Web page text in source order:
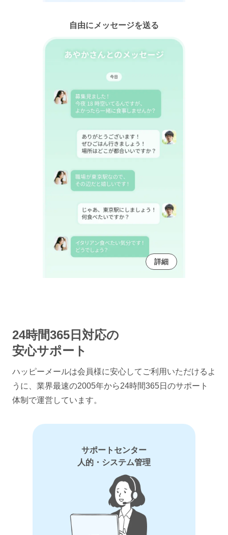
自由にメッセージを送る
詳細
24時間365日対応の
安心サポート
ハッピーメールは会員様に安心してご利用いただけるよ
うに、 業界最速の2005年から24時間365日のサポート
体制で運営しています。
サポートセンター
人的・システム管理